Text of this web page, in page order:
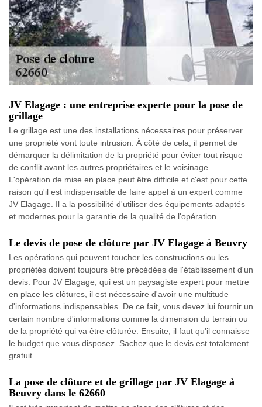
JV Elagage : une entreprise experte pour la pose de
grillage
Le grillage est une des installations nécessaires pour préserver
une propriété vont toute intrusion. À côté de cela, il permet de
démarquer la délimitation de la propriété pour éviter tout risque
de conflit avant les autres propriétaires et le voisinage.
L'opération de mise en place peut être difficile et c'est pour cette
raison qu'il est indispensable de faire appel à un expert comme
JV Elagage. Il a la possibilité d'utiliser des équipements adaptés
et modernes pour la garantie de la qualité de l'opération.
Le devis de pose de clôture par JV Elagage à Beuvry
Les opérations qui peuvent toucher les constructions ou les
propriétés doivent toujours être précédées de l'établissement d'un
devis. Pour JV Elagage, qui est un paysagiste expert pour mettre
en place les clôtures, il est nécessaire d'avoir une multitude
d'informations indispensables. De ce fait, vous devez lui fournir un
certain nombre d'informations comme la dimension du terrain ou
de la propriété qui va être clôturée. Ensuite, il faut qu'il connaisse
le budget que vous disposez. Sachez que le devis est totalement
gratuit.
La pose de clôture et de grillage par JV Elagage à
Beuvry dans le 62660